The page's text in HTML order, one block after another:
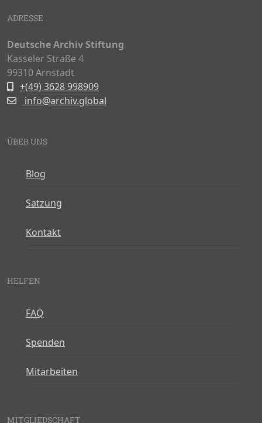
ADRESSE
Deutsche Archiv Stiftung
Kasseler Straße 4
99310 Arnstadt
+(49) 3628 998909
info@archiv.global
ÜBER UNS
Blog
Satzung
Kontakt
HELFEN
FAQ
Spenden
Mitarbeiten
MITGLIEDSCHAFT